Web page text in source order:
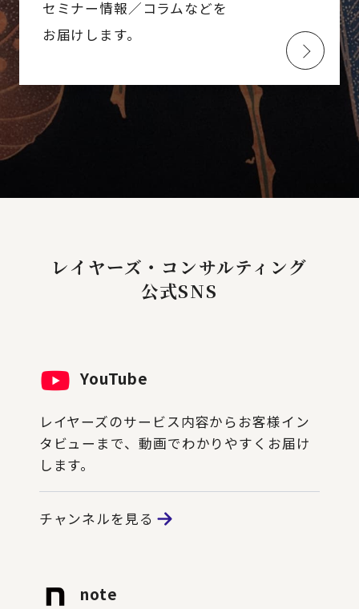
セミナー情報／コラムなどを
お届けします。
レイヤーズ・コンサルティング
公式SNS
YouTube
レイヤーズのサービス内容からお客様イン
タビューまで、動画でわかりやすくお届け
します。
チャンネルを見る
note